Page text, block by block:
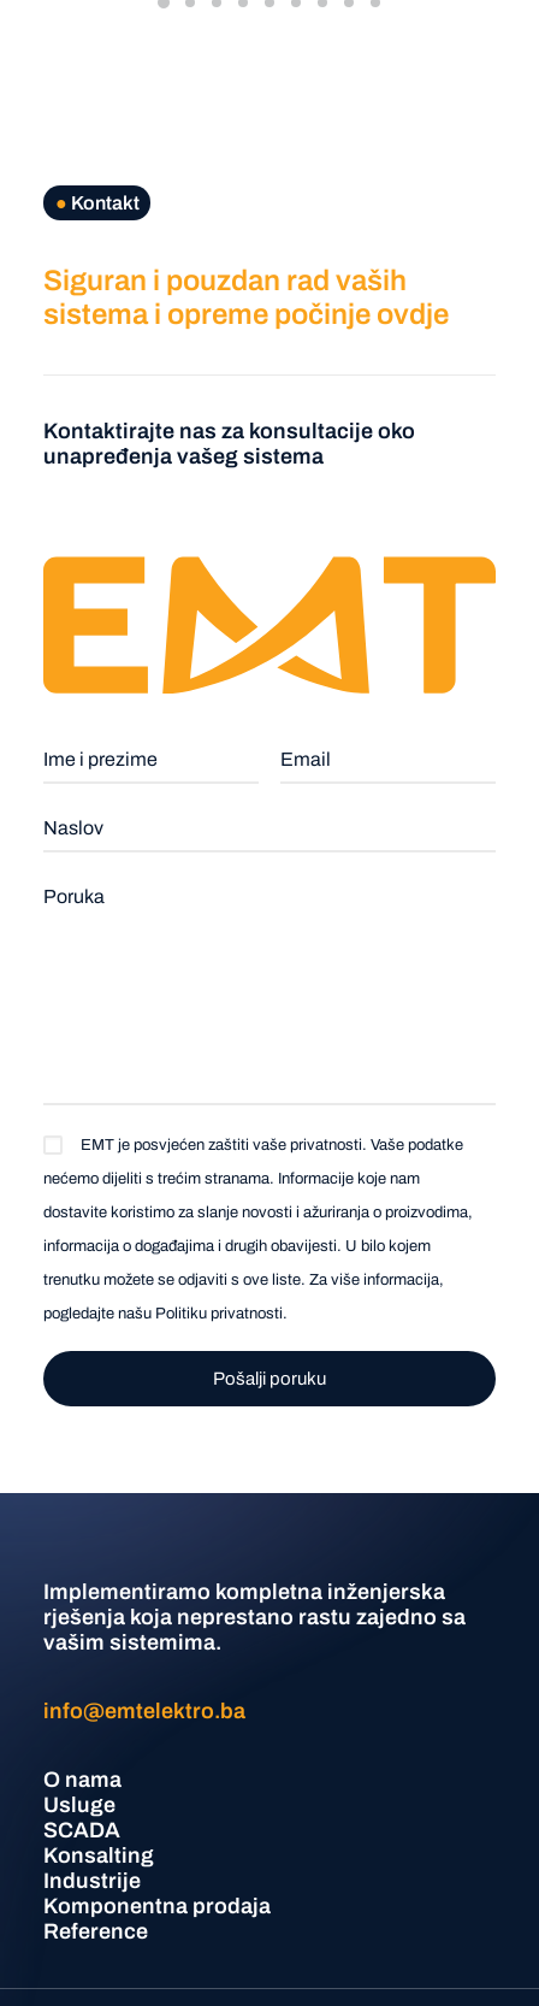
● Kontakt
Siguran i pouzdan rad vaših
sistema i opreme počinje ovdje
Kontaktirajte nas za konsultacije oko
unapređenja vašeg sistema
EMT je posvjećen zaštiti vaše privatnosti. Vaše podatke
nećemo dijeliti s trećim stranama. Informacije koje nam
dostavite koristimo za slanje novosti i ažuriranja o proizvodima,
informacija o događajima i drugih obavijesti. U bilo kojem
trenutku možete se odjaviti s ove liste. Za više informacija,
pogledajte našu Politiku privatnosti.
O nama
Usluge
SCADA
Konsalting
Industrije
Komponentna prodaja
Reference
Implementiramo kompletna inženjerska
rješenja koja neprestano rastu zajedno sa
vašim sistemima.
info@emtelektro.ba